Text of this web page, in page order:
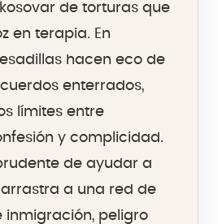
de torturas que
en terapia. En
hacen eco de
enterrados,
límites entre
y complicidad.
de ayudar a
a una red de
inmigración, peligro